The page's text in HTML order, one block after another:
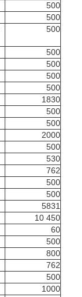
500
500
500
500
500
500
500
1830
500
500
2000
500
530
762
500
500
5831
10 450
60
500
800
762
500
1000